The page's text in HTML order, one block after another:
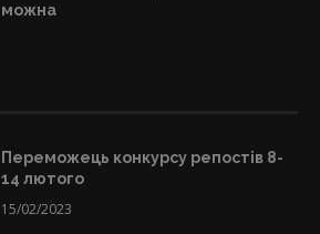
можна
Переможець конкурсу репостів 8-
14 лютого
15/02/2023